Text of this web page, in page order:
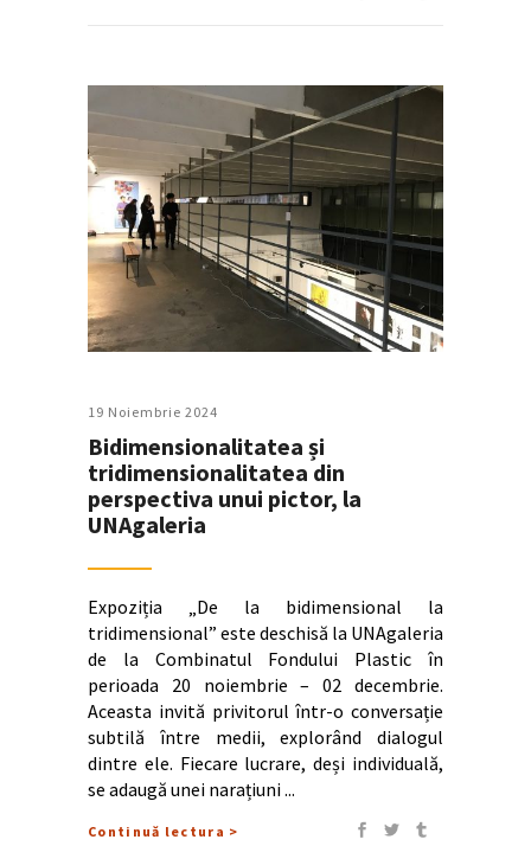
19 Noiembrie 2024
Bidimensionalitatea și
tridimensionalitatea din
perspectiva unui pictor, la
UNAgaleria
Expoziția „De la bidimensional la
tridimensional” este deschisă la UNAgaleria
de la Combinatul Fondului Plastic în
perioada 20 noiembrie – 02 decembrie.
Aceasta invită privitorul într-o conversație
subtilă între medii, explorând dialogul
dintre ele. Fiecare lucrare, deși individuală,
se adaugă unei narațiuni
Continuă lectura >